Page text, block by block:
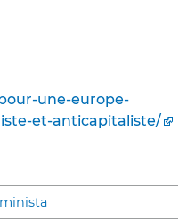
une-europe-
et-anticapitaliste/